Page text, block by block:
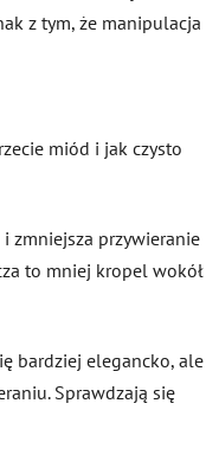
z tym, że manipulacja
miód i jak czysto
i zmniejsza przywieranie
to mniej kropel wokół
bardziej elegancko, ale
Sprawdzają się